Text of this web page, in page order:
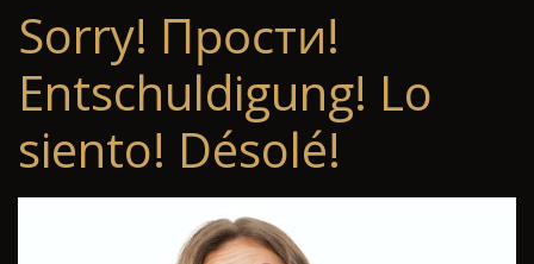
Sorry! Прости!
Entschuldigung! Lo
siento! Désolé!